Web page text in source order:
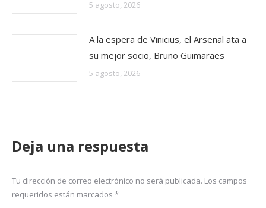
5 agosto, 2026
A la espera de Vinicius, el Arsenal ata a
su mejor socio, Bruno Guimaraes
5 agosto, 2026
Deja una respuesta
Tu dirección de correo electrónico no será publicada. Los campos
requeridos están marcados *